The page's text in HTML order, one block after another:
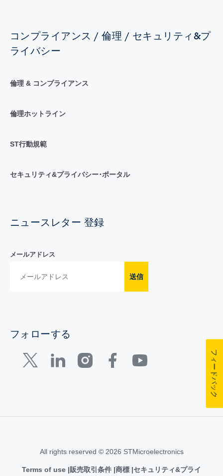
コンプライアンス / 倫理 / セキュリティ&プ
ライバシー
倫理 & コンプライアンス
倫理ホットライン
ST行動規範
セキュリティ&プライバシー･ポータル
ニュースレター 登録
メールアドレス
送信
フォローする
All rights reserved © 2026 STMicroelectronics
Terms of use 販売取引条件 商標 セキュリティ&プライ
フィードバック